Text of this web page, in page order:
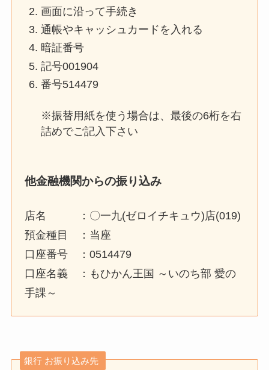
画面に沿って手続き
通帳やキャッシュカードを入れる
暗証番号
記号001904
番号514479
※振替用紙を使う場合は、最後の6桁を右
詰めでご記入下さい
他金融機関からの振り込み
店名 ：〇一九(ゼロイチキュウ)店(019)
預金種目 ：当座
口座番号 ：0514479
口座名義 ：もひかん王国 ～いのち部 愛の
手課～
銀行 お振り込み先